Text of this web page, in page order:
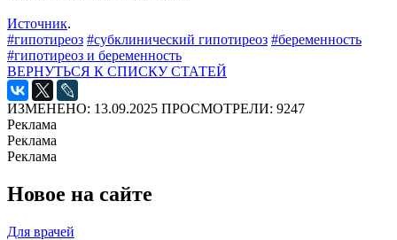
Источник.
#гипотиреоз #субклинический гипотиреоз #беременность
#гипотиреоз и беременность
ВЕРНУТЬСЯ К СПИСКУ СТАТЕЙ
ИЗМЕНЕНО: 13.09.2025 ПРОСМОТРЕЛИ: 9247
Реклама
Реклама
Реклама
Новое на сайте
Для врачей